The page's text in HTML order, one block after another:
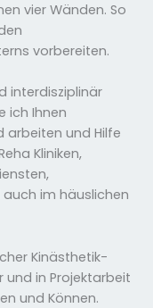
vier Wänden. So
vorbereiten.
interdisziplinär
ich Ihnen
arbeiten und Hilfe
Kliniken,
auch im häuslichen
Kinästhetik-
und in Projektarbeit
und Können.